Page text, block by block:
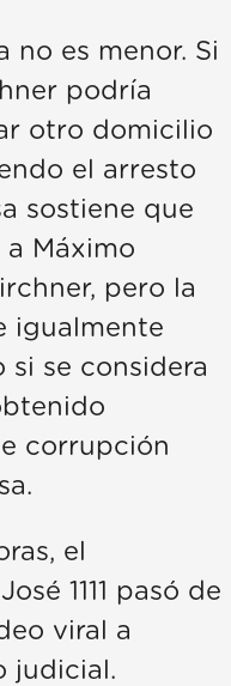
no es menor. Si
podría
otro domicilio
el arresto
sostiene que
Máximo
pero la
igualmente
si se considera
corrupción
el
1111 pasó de
viral a
judicial.